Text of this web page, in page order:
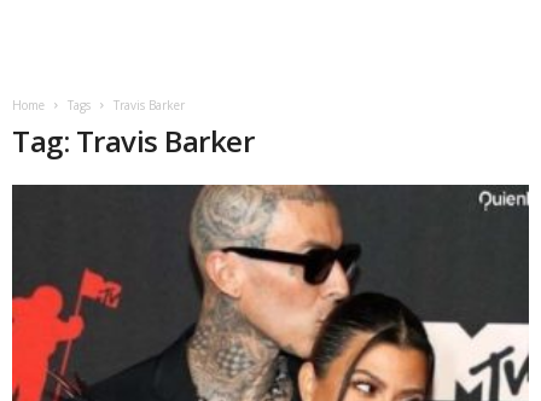
Home Tags Travis Barker
Tag: Travis Barker